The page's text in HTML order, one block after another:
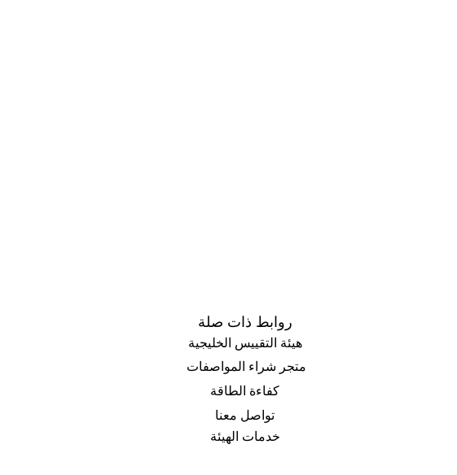
روابط ذات صلة
متجر شراء المواصفات
كفاءة الطاقة
هيئة التقييس الخليجية
تواصل معنا
خدمات الهيئة